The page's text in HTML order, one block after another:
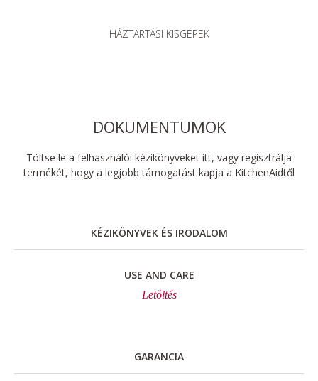
HÁZTARTÁSI KISGÉPEK
DOKUMENTUMOK
Töltse le a felhasználói kézikönyveket itt, vagy regisztrálja
termékét, hogy a legjobb támogatást kapja a KitchenAidtől
KÉZIKÖNYVEK ÉS IRODALOM
USE AND CARE
Letöltés
GARANCIA